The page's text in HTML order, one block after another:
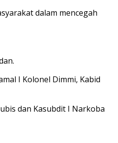
dalam mencegah
I Kolonel Dimmi, Kabid
dan Kasubdit I Narkoba